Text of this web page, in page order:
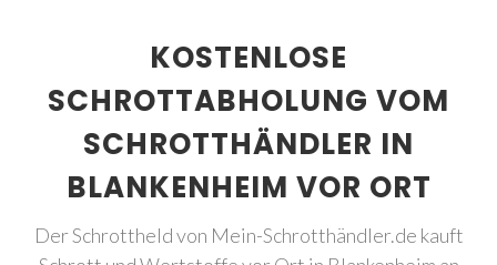
KOSTENLOSE
SCHROTTABHOLUNG VOM
SCHROTTHÄNDLER IN
BLANKENHEIM VOR ORT
Der Schrottheld von Mein-Schrotthändler.de kauft